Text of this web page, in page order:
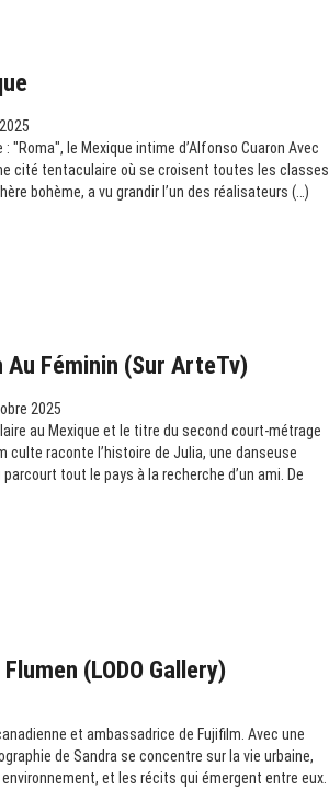
"Roma", le Mexique intime d’Alfonso Cuaron Avec
cité tentaculaire où se croisent toutes les classes
bohème, a vu grandir l’un des réalisateurs (…)
Au Féminin (sur ArteTv)
2025
au Mexique et le titre du second court-métrage
culte raconte l’histoire de Julia, une danseuse
tout le pays à la recherche d’un ami. De
(LODO Gallery)
et ambassadrice de Fujifilm. Avec une
de Sandra se concentre sur la vie urbaine,
et les récits qui émergent entre eux.